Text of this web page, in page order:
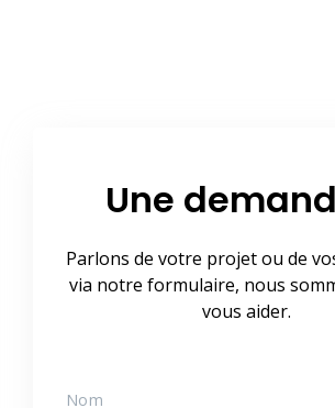
Une
Parlons de votre projet ou de
via notre formulaire, nous
vous aider.